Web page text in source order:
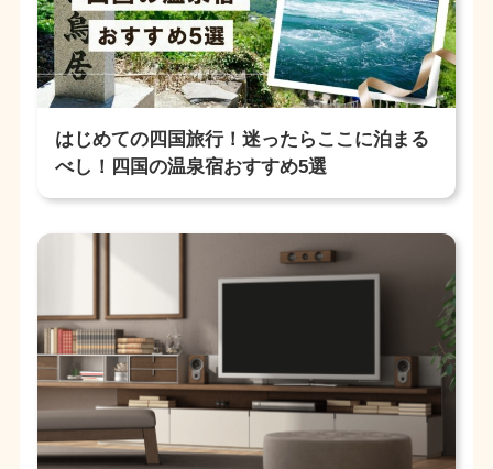
はじめての四国旅行！迷ったらここに泊まる
べし！四国の温泉宿おすすめ5選